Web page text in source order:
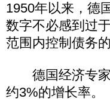
1950年以来，德
数字不必感到过
范围内控制债务的
德国经济专家
约3%的增长率。